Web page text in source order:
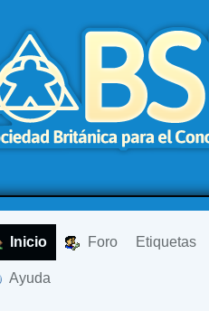
Inicio Foro Etiquetas
Ayuda